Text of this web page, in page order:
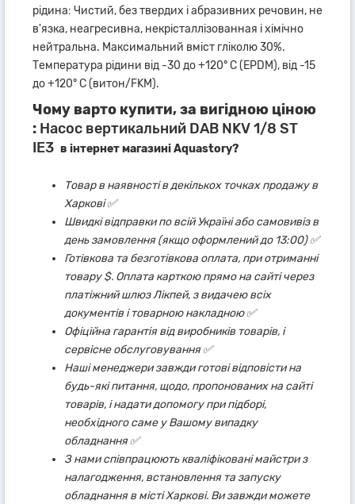
рідина: Чистий, без твердих і абразивних речовин, не
в'язка, неагресивна, некрісталлізованная і хімічно
нейтральна. Максимальний вміст гліколю 30%.
Температура рідини від -30 до +120° C (EPDM), від -15
до +120° C (витон/FKM).
Чому варто купити, за вигідною ціною
: Насос вертикальний DAB NKV 1/8 ST
IE3 в інтернет магазині Aquastory?
Товар в наявності в декількох точках продажу в
Харкові ✅
Швидкі відправки по всій Україні або самовивіз в
день замовлення (якщо оформлений до 13:00) ✅
Готівкова та безготівкова оплата, при отриманні
товару $. Оплата карткою прямо на сайті через
платіжний шлюз Лікпей, з видачею всіх
документів і товарною накладною ✅
Офіційна гарантія від виробників товарів, і
сервісне обслуговування ✅
Наші менеджери завжди готові відповісти на
будь-які питання, щодо, пропонованих на сайті
товарів, і надати допомогу при підборі,
необхідного саме у Вашому випадку
обладнання ✅
З нами співпрацюють кваліфіковані майстри з
налагодження, встановлення та запуску
обладнання в місті Харкові. Ви завжди можете